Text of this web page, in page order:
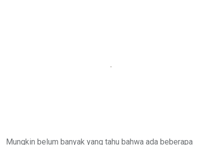
Mungkin belum banyak yang tahu bahwa ada beberapa